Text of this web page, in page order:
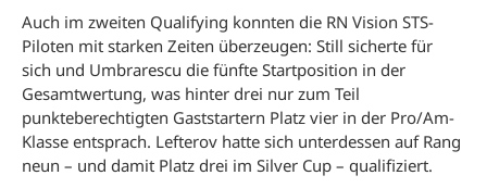
Auch im zweiten Qualifying konnten die RN Vision STS-
Piloten mit starken Zeiten überzeugen: Still sicherte für
sich und Umbrarescu die fünfte Startposition in der
Gesamtwertung, was hinter drei nur zum Teil
punkteberechtigten Gaststartern Platz vier in der Pro/Am-
Klasse entsprach. Lefterov hatte sich unterdessen auf Rang
neun – und damit Platz drei im Silver Cup – qualifiziert.